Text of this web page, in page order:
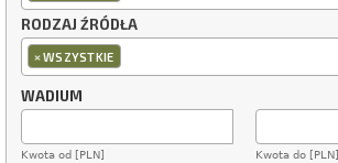
RODZAJ ŹRÓDŁA
×WSZYSTKIE
WADIUM
Kwota od [PLN] Kwota do [PLN]